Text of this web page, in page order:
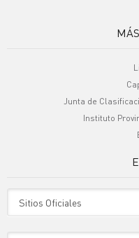
Junta de
Instituto